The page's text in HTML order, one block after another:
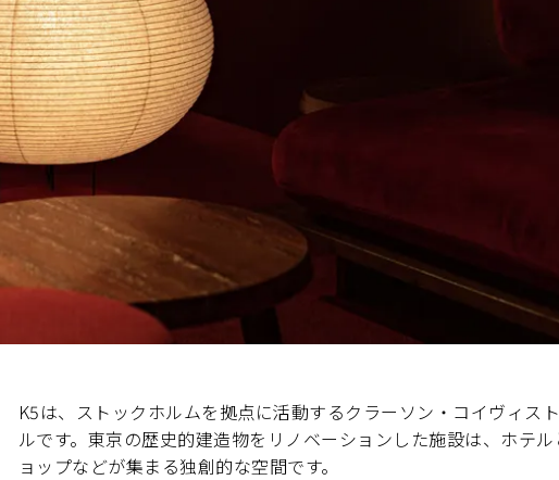
K5は、ストックホルムを拠点に活動するクラーソン・コイヴィス
ルです。東京の歴史的建造物をリノベーションした施設は、ホテ
ョップなどが集まる独創的な空間です。